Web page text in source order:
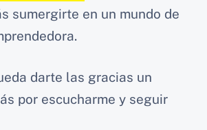
sumergirte en un mundo de
darte las gracias un
por escucharme y seguir